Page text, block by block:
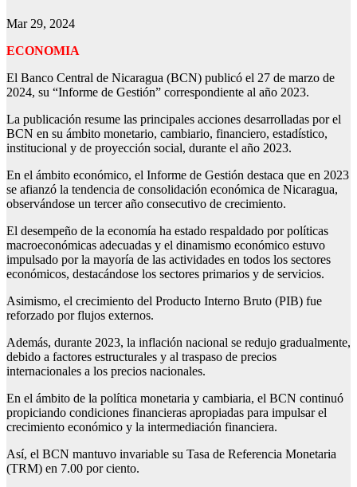
Mar 29, 2024
ECONOMIA
El Banco Central de Nicaragua (BCN) publicó el 27 de marzo de
2024, su “Informe de Gestión” correspondiente al año 2023.
La publicación resume las principales acciones desarrolladas por el
BCN en su ámbito monetario, cambiario, financiero, estadístico,
institucional y de proyección social, durante el año 2023.
En el ámbito económico, el Informe de Gestión destaca que en 2023
se afianzó la tendencia de consolidación económica de Nicaragua,
observándose un tercer año consecutivo de crecimiento.
El desempeño de la economía ha estado respaldado por políticas
macroeconómicas adecuadas y el dinamismo económico estuvo
impulsado por la mayoría de las actividades en todos los sectores
económicos, destacándose los sectores primarios y de servicios.
Asimismo, el crecimiento del Producto Interno Bruto (PIB) fue
reforzado por flujos externos.
Además, durante 2023, la inflación nacional se redujo gradualmente,
debido a factores estructurales y al traspaso de precios
internacionales a los precios nacionales.
En el ámbito de la política monetaria y cambiaria, el BCN continuó
propiciando condiciones financieras apropiadas para impulsar el
crecimiento económico y la intermediación financiera.
Así, el BCN mantuvo invariable su Tasa de Referencia Monetaria
(TRM) en 7.00 por ciento.